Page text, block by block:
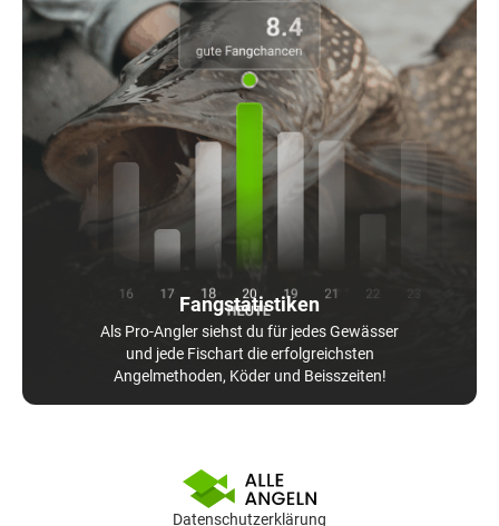
Fangstatistiken
Als Pro-Angler siehst du für jedes Gewässer
und jede Fischart die erfolgreichsten
Angelmethoden, Köder und Beisszeiten!
Datenschutzerklärung